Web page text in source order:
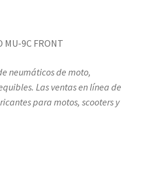
MU-9C FRONT
neumáticos de moto,
Las ventas en línea de
para motos, scooters y